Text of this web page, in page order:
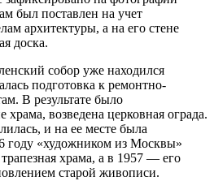
был поставлен на учет
архитектуры, а на его стене
доска.
собор уже находился
подготовка к ремонтно-
В результате было
храма, возведена церковная ограда.
и на ее месте была
году «художником из Москвы»
храма, а в 1957 — его
старой живописи.